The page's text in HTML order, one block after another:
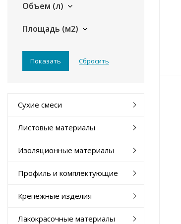
Объем (л)
Площадь (м2)
Сухие смеси
Листовые материалы
Изоляционные материалы
Профиль и комплектующие
Крепежные изделия
Лакокрасочные материалы